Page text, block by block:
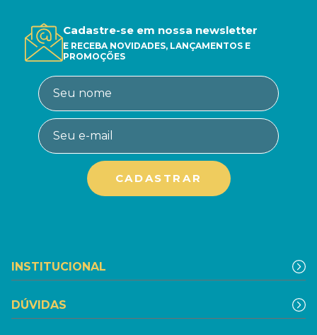
Cadastre-se em nossa newsletter
E RECEBA NOVIDADES, LANÇAMENTOS E
PROMOÇÕES
INSTITUCIONAL
DÚVIDAS